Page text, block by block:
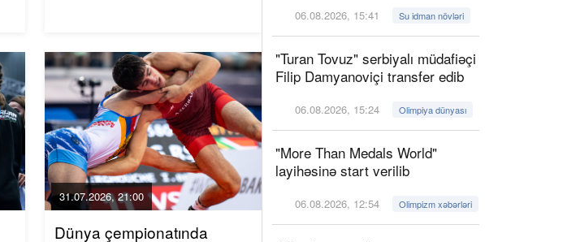
31.07.2026, 21:00
Dünya çempionatında
06.08.2026, 15:41 Su idman növləri
"Turan Tovuz" serbiyalı müdafiəçi
Filip Damyanoviçi transfer edib
06.08.2026, 15:24 Olimpiya dünyası
"More Than Medals World"
layihəsinə start verilib
06.08.2026, 12:54 Olimpizm xəbərləri